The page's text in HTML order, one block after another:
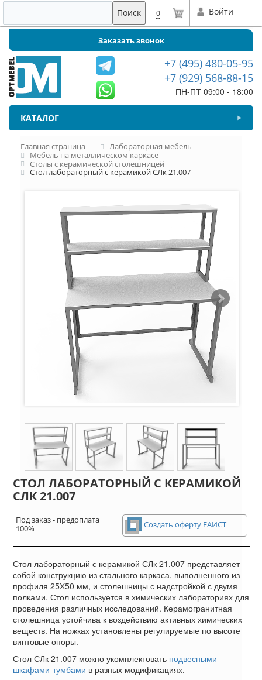
Поиск 0 Войти
Заказать звонок
+7 (495) 480-05-95
+7 (929) 568-88-15
ПН-ПТ 09:00 - 18:00
КАТАЛОГ
Главная страница
Лабораторная мебель
Мебель на металлическом каркасе
Столы с керамической столешницей
Стол лабораторный с керамикой СЛк 21.007
СТОЛ ЛАБОРАТОРНЫЙ С КЕРАМИКОЙ
СЛК 21.007
Под заказ - предоплата
100%
Создать оферту ЕАИСТ
Стол лабораторный с керамикой СЛк 21.007 представляет
собой конструкцию из стального каркаса, выполненного из
профиля 25Х50 мм, и столешницы с надстройкой с двумя
полками. Стол используется в химических лабораториях для
проведения различных исследований. Керамогранитная
столешница устойчива к воздействию активных химических
веществ. На ножках установлены регулируемые по высоте
винтовые опоры.
Стол СЛк 21.007 можно укомплектовать подвесными
шкафами-тумбами в разных модификациях.